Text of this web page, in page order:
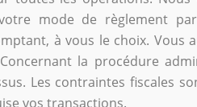
mode de règlement
à vous le choix. Vous
la procédure
Les contraintes fiscales
vos transactions.